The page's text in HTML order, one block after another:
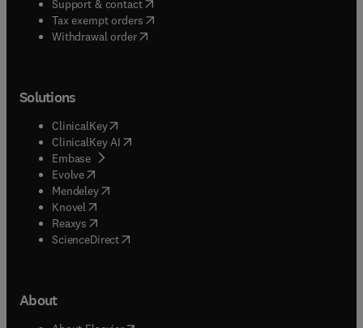
Support & contact( opens in new tab/window
Tax exempt orders( opens in new tab/window
Withdrawal order
Solutions
ClinicalKey(opens in new tab/window
ClinicalKey AI opens in new tab/window
Embase( opens in new tab/window
Evolve(opens in new tab/window
Mendeley( opens in new tab/window
Knovel (opens in new tab/window
Reaxys (opens in new tab/window
ScienceDirect(opens in new tab/window
About